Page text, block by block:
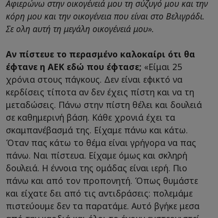
Αφιερώνω στην οικογένειά μου τη σύζυγό μου και την
κόρη μου και την οικογένεια που είναι στο Βελιγράδι.
Σε ολη αυτή τη μεγάλη οικογένειά μου».
Αν πίστευε το περασμένο καλοκαίρι ότι θα
έφτανε η ΑΕΚ εδώ που έφτασε; «Είμαι 25
χρόνια στους πάγκους. Δεν είναι εφικτό να
κερδίσεις τίποτα αν δεν έχεις πίστη και να τη
μεταδώσεις. Πάνω στην πίστη θέλει και δουλειά
σε καθημερινή βάση. Κάθε χρονιά έχει τα
σκαμπανέβασμά της. Είχαμε πάνω και κάτω.
Όταν πας κάτω το θέμα είναι γρήγορα να πας
πάνω. Ναι πίστευα. Είχαμε όμως και σκληρή
δουλειά. Η έννοια της ομάδας είναι ιερή. Πιο
πάνω και από τον προπονητή. Όπως θυμάστε
και είχατε δει από τις αντιδράσεις: πολεμάμε
πιστεύουμε δεν τα παρατάμε. Αυτό βγήκε μεσα